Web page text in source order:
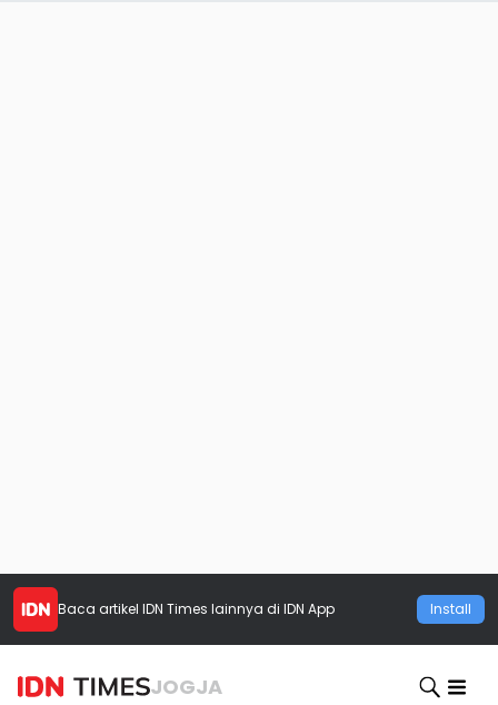
Baca artikel IDN Times lainnya di IDN App Install
JOGJA